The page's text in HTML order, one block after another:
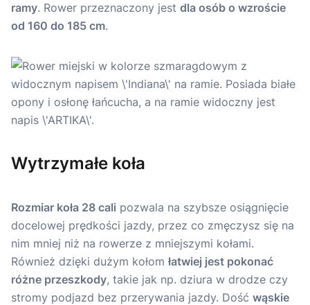
ramy. Rower przeznaczony jest dla osób o wzroście
od 160 do 185 cm.
Wytrzymałe koła
Rozmiar koła 28 cali pozwala na szybsze osiągnięcie
docelowej prędkości jazdy, przez co zmęczysz się na
nim mniej niż na rowerze z mniejszymi kołami.
Również dzięki dużym kołom łatwiej jest pokonać
różne przeszkody, takie jak np. dziura w drodze czy
stromy podjazd bez przerywania jazdy. Dość wąskie